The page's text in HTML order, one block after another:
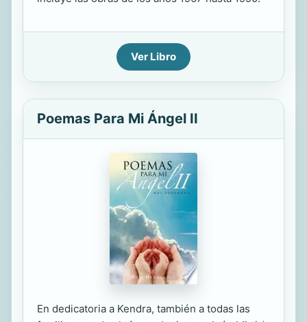
Ver Libro
Poemas Para Mi Ángel II
En dedicatoria a Kendra, también a todas las